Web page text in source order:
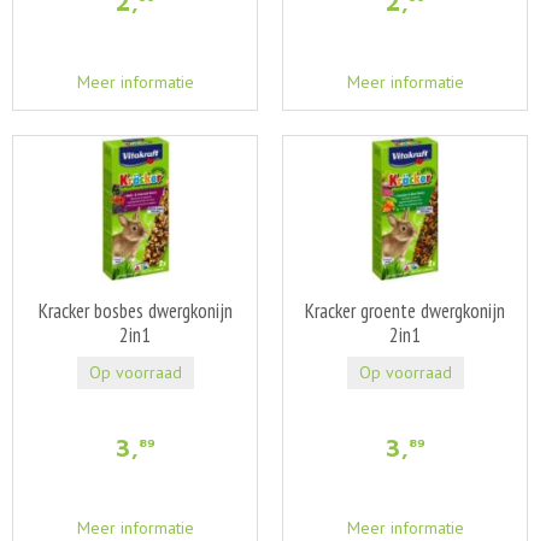
Meer informatie Meer informatie
Kracker bosbes dwergkonijn
2in1
3,89
Meer informatie
Op voorraad
Kracker groente dwergkonijn
2in1
3,89
Meer informatie
Op voorraad